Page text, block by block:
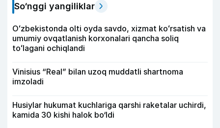
So‘nggi yangiliklar
Oʻzbekistonda olti oyda savdo, xizmat koʻrsatish va
umumiy ovqatlanish korxonalari qancha soliq
toʻlagani ochiqlandi
Vinisius “Real” bilan uzoq muddatli shartnoma
imzoladi
Husiylar hukumat kuchlariga qarshi raketalar uchirdi,
kamida 30 kishi halok bo‘ldi